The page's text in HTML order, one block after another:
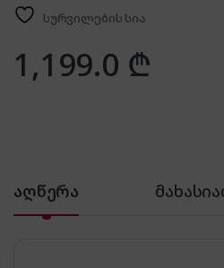
სურვილების სია
1,199.0 ₾
აღწერა